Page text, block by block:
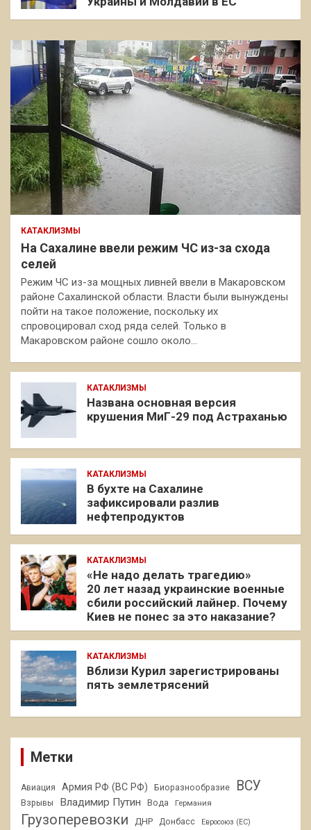
КАТАКЛИЗМЫ
На Сахалине ввели режим ЧС из-за схода
селей
Режим ЧС из-за мощных ливней ввели в Макаровском
районе Сахалинской области. Власти были вынуждены
пойти на такое положение, поскольку их
спровоцировал сход ряда селей. Только в
Макаровском районе сошло около…
КАТАКЛИЗМЫ
Названа основная версия
крушения МиГ-29 под Астраханью
КАТАКЛИЗМЫ
В бухте на Сахалине
зафиксировали разлив
нефтепродуктов
КАТАКЛИЗМЫ
«Не надо делать трагедию»
20 лет назад украинские военные
сбили российский лайнер. Почему
Киев не понес за это наказание?
КАТАКЛИЗМЫ
Вблизи Курил зарегистрированы
пять землетрясений
Метки
Авиация Армия РФ (ВС РФ) Биоразнообразие ВСУ
Взрывы Владимир Путин Вода Германия
Грузоперевозки ДНР Донбасс Евросоюз (ЕС)